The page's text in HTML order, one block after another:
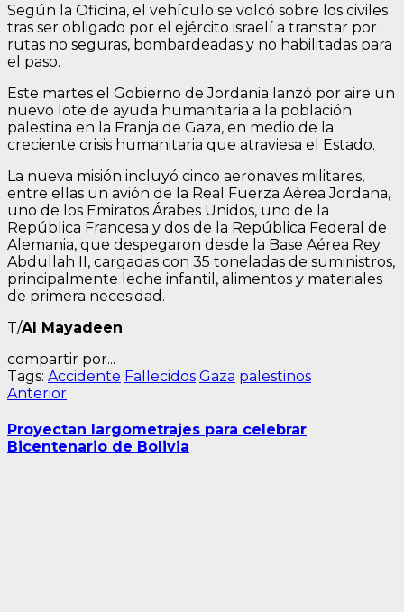
Según la Oficina, el vehículo se volcó sobre los civiles
tras ser obligado por el ejército israelí a transitar por
rutas no seguras, bombardeadas y no habilitadas para
el paso.
Este martes el Gobierno de Jordania lanzó por aire un
nuevo lote de ayuda humanitaria a la población
palestina en la Franja de Gaza, en medio de la
creciente crisis humanitaria que atraviesa el Estado.
La nueva misión incluyó cinco aeronaves militares,
entre ellas un avión de la Real Fuerza Aérea Jordana,
uno de los Emiratos Árabes Unidos, uno de la
República Francesa y dos de la República Federal de
Alemania, que despegaron desde la Base Aérea Rey
Abdullah II, cargadas con 35 toneladas de suministros,
principalmente leche infantil, alimentos y materiales
de primera necesidad.
T/Al Mayadeen
compartir por...
Tags: Accidente Fallecidos Gaza palestinos
Navegación
de
entradas
AnteriorEntrada
Proyectan largometrajes para celebrar
Bicentenario de Bolivia